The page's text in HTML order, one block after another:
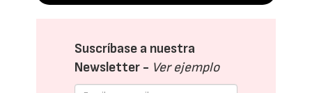
Suscríbase a nuestra
Newsletter - Ver ejemplo